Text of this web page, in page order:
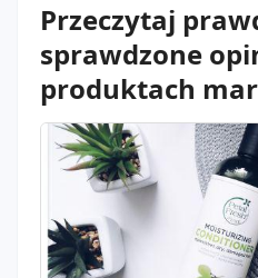
Przeczytaj
sprawdzone
produktach